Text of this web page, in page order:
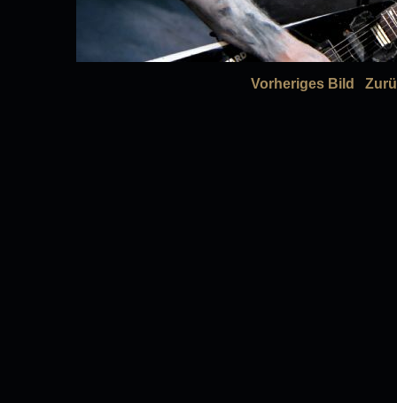
Vorheriges Bild